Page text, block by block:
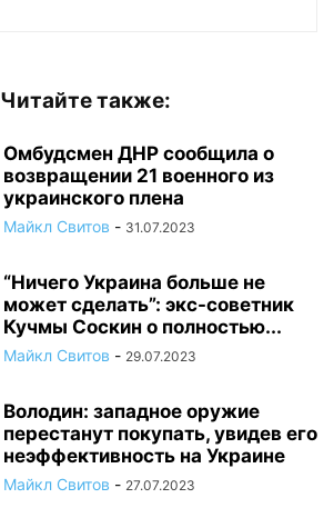
Читайте также:
Омбудсмен ДНР сообщила о
возвращении 21 военного из
украинского плена
Майкл Свитов - 31.07.2023
“Ничего Украина больше не
может сделать”: экс-советник
Кучмы Соскин о полностью...
Майкл Свитов - 29.07.2023
Володин: западное оружие
перестанут покупать, увидев его
неэффективность на Украине
Майкл Свитов - 27.07.2023